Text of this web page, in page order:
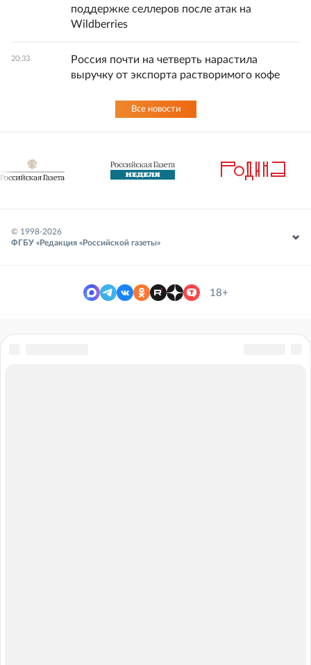
поддержке селлеров после атак на
Wildberries
20:33
Россия почти на четверть нарастила
выручку от экспорта растворимого кофе
Все новости
© 1998-2026
ФГБУ «Редакция «Российской газеты»
18+